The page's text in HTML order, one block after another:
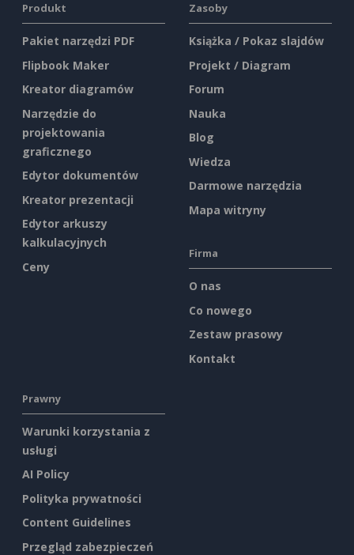
Produkt
Pakiet narzędzi PDF
Flipbook Maker
Kreator diagramów
Narzędzie do
projektowania
graficznego
Edytor dokumentów
Kreator prezentacji
Edytor arkuszy
kalkulacyjnych
Ceny
Zasoby
Książka / Pokaz slajdów
Projekt / Diagram
Forum
Nauka
Blog
Wiedza
Darmowe narzędzia
Mapa witryny
Firma
O nas
Co nowego
Zestaw prasowy
Kontakt
Prawny
Warunki korzystania z
usługi
AI Policy
Polityka prywatności
Content Guidelines
Przegląd zabezpieczeń